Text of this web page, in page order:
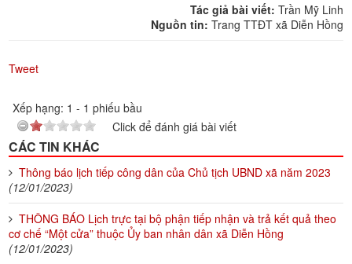
Tác giả bài viết: Trần Mỹ Linh
Nguồn tin: Trang TTĐT xã Diễn Hồng
Tweet
Xếp hạng: 1 - 1 phiếu bầu
Click để đánh giá bài viết
CÁC TIN KHÁC
Thông báo lịch tiếp công dân của Chủ tịch UBND xã năm 2023
(12/01/2023)
THÔNG BÁO Lịch trực tại bộ phận tiếp nhận và trả kết quả theo
cơ chế “Một cửa” thuộc Ủy ban nhân dân xã Diễn Hồng
(12/01/2023)